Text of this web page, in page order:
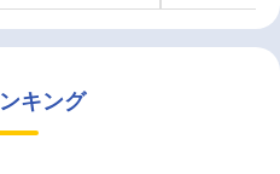
キング